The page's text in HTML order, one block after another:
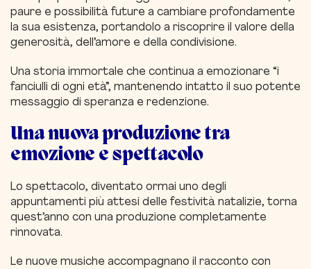
paure e possibilità future a cambiare profondamente
la sua esistenza, portandolo a riscoprire il valore della
generosità, dell’amore e della condivisione.
Una storia immortale che continua a emozionare “i
fanciulli di ogni età”, mantenendo intatto il suo potente
messaggio di speranza e redenzione.
Una nuova produzione tra
emozione e spettacolo
Lo spettacolo, diventato ormai uno degli
appuntamenti più attesi delle festività natalizie, torna
quest’anno con una produzione completamente
rinnovata.
Le nuove musiche accompagnano il racconto con